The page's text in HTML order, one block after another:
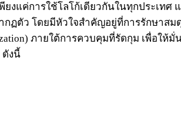
ยงแค่การใช้โลโก้เดียวกันในทุกประเทศ
ฏตัว โดยมีหัวใจสำคัญอยู่ที่การรักษาสม
ภายใต้การควบคุมที่รัดกุม เพื่อให้
ดังนี้